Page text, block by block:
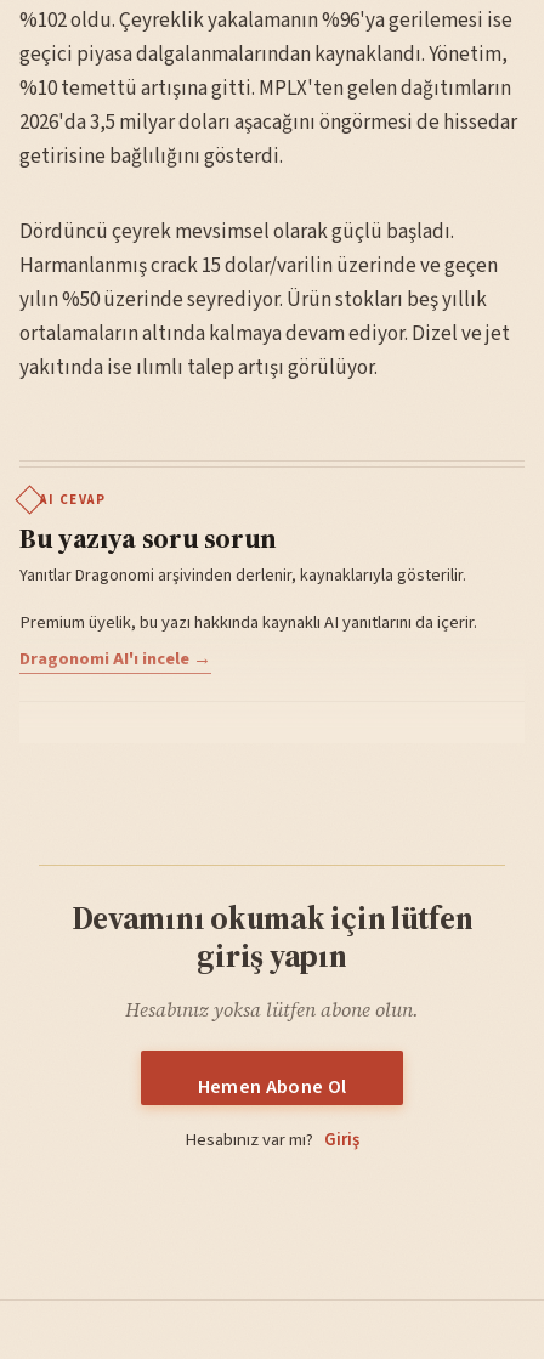
%102 oldu. Çeyreklik yakalamanın %96'ya gerilemesi ise
geçici piyasa dalgalanmalarından kaynaklandı. Yönetim,
%10 temettü artışına gitti. MPLX'ten gelen dağıtımların
2026'da 3,5 milyar doları aşacağını öngörmesi de hissedar
getirisine bağlılığını gösterdi.
Dördüncü çeyrek mevsimsel olarak güçlü başladı.
Harmanlanmış crack 15 dolar/varilin üzerinde ve geçen
yılın %50 üzerinde seyrediyor. Ürün stokları beş yıllık
ortalamaların altında kalmaya devam ediyor. Dizel ve jet
yakıtında ise ılımlı talep artışı görülüyor.
AI CEVAP
Bu yazıya soru sorun
Yanıtlar Dragonomi arşivinden derlenir, kaynaklarıyla gösterilir.
Premium üyelik, bu yazı hakkında kaynaklı AI yanıtlarını da içerir.
Dragonomi AI'ı incele →
Devamını okumak için lütfen
giriş yapın
Hesabınız yoksa lütfen abone olun.
Hemen Abone Ol
Hesabınız var mı? Giriş